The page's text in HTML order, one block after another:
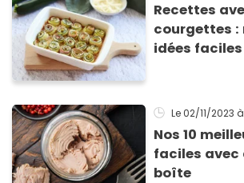
Recettes
courgettes :
idées
Le 02/11/2023
Nos 10
faciles avec
boîte